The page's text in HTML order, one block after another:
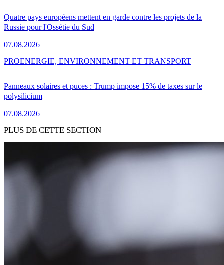
Quatre pays européens mettent en garde contre les projets de la
Russie pour l'Ossétie du Sud
07.08.2026
Panneaux solaires et puces : Trump impose 15% de taxes sur le
polysilicium
07.08.2026
PROENERGIE, ENVIRONNEMENT ET TRANSPORT
PLUS DE CETTE SECTION